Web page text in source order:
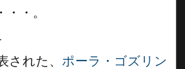
・。
された、 ポーラ・ゴズリン